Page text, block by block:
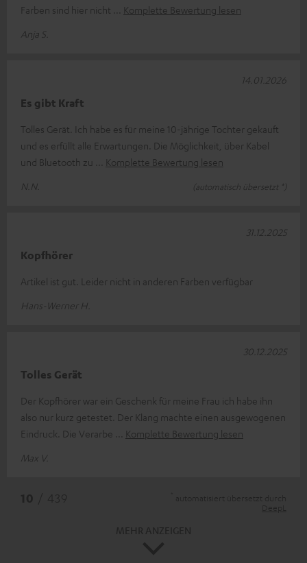
Farben sind hier nicht
Komplette Bewertung lesen
Anja S.
Es gibt Kraft
Tolles Gerät. Ich habe es für meine 10-jährige Tochter gekauft
und es erfüllt alle Erwartungen. Die Möglichkeit, über Kabel
und Bluetooth zu
Komplette Bewertung lesen
N.N.
(automatisch übersetzt *)
14.01.2026
Kopfhörer
Artikel ist gut. Leider nicht in anderen Farben verfügbar
Hans-Werner H.
31.12.2025
Tolles Gerät
Der Kopfhörer war ein Geschenk für meine Frau ich habe ihn
also nur kurz getestet. Der Klang machte einen ausgewogenen
Eindruck. Die Verarbe
Komplette Bewertung lesen
Max V.
30.12.2025